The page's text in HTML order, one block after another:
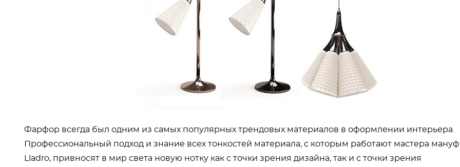
Фарфор всегда был одним из самых популярных трендовых материалов в оформлении интерьера.
Профессиональный подход и знание всех тонкостей материала, с которым работают мастера
Lladro, привносят в мир света новую нотку как с точки зрения дизайна, так и с точки зрения